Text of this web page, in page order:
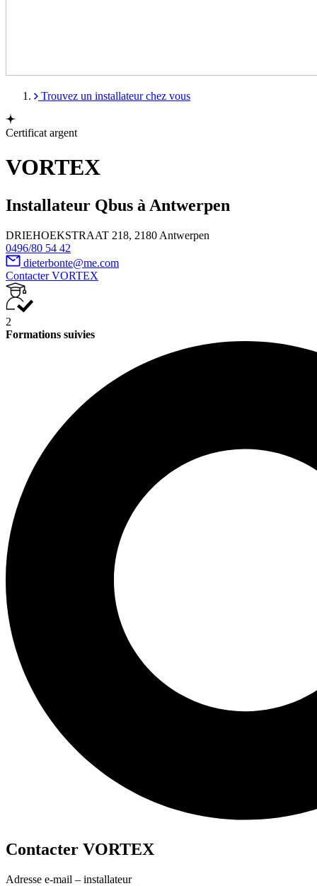
Trouvez un installateur chez vous
Certificat argent
VORTEX
Installateur Qbus à Antwerpen
DRIEHOEKSTRAAT 218, 2180 Antwerpen
0496/80 54 42
dieterbonte@me.com
Contacter VORTEX
2
Formations suivies
Contacter VORTEX
Adresse e-mail – installateur